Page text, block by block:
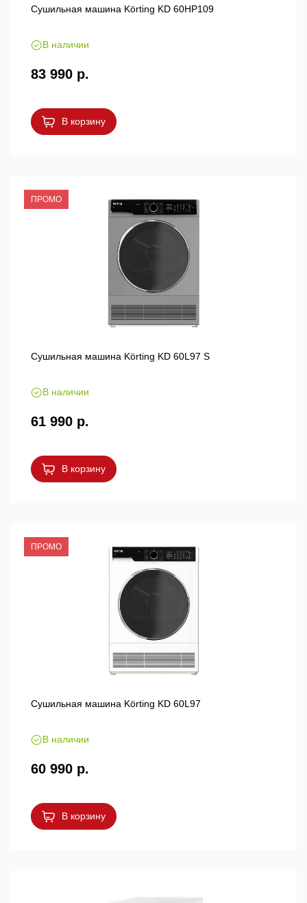
Сушильная машина Körting KD 60HP109
В наличии
83 990 р.
В корзину
ПРОМО
Сушильная машина Körting KD 60L97 S
В наличии
61 990 р.
В корзину
ПРОМО
Сушильная машина Körting KD 60L97
В наличии
60 990 р.
В корзину